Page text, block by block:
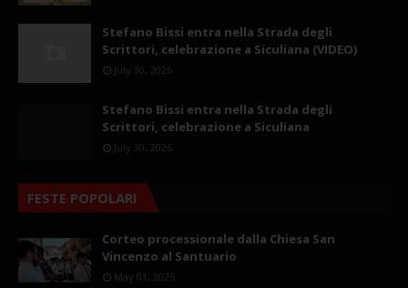
Stefano Bissi entra nella Strada degli
Scrittori, celebrazione a Siculiana (VIDEO)
July 30, 2026
Stefano Bissi entra nella Strada degli
Scrittori, celebrazione a Siculiana
July 30, 2026
FESTE POPOLARI
Corteo processionale dalla Chiesa San
Vincenzo al Santuario
May 01, 2025